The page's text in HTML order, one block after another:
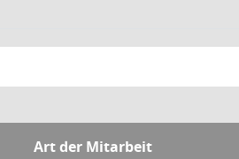
Art der Mitarbeit